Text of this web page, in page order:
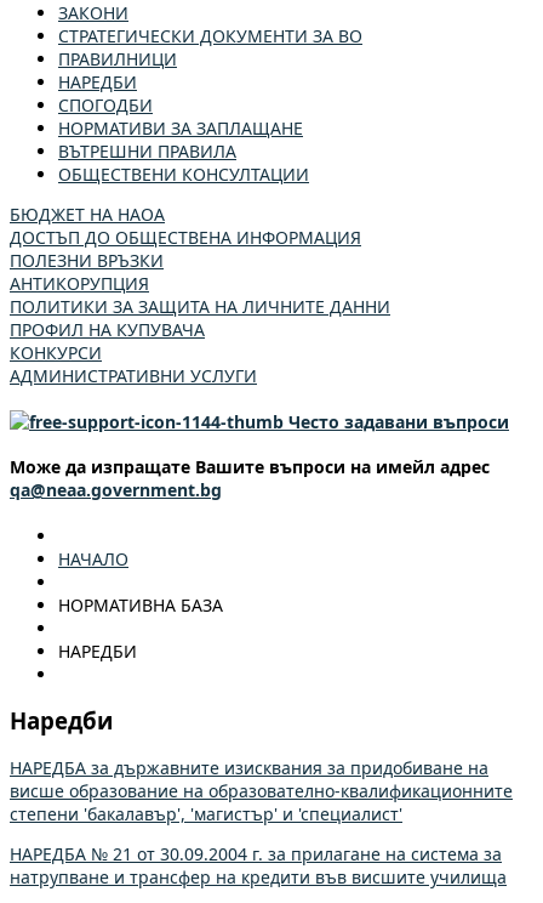
ЗАКОНИ
СТРАТЕГИЧЕСКИ ДОКУМЕНТИ ЗА ВО
ПРАВИЛНИЦИ
НАРЕДБИ
СПОГОДБИ
НОРМАТИВИ ЗА ЗАПЛАЩАНЕ
ВЪТРЕШНИ ПРАВИЛА
ОБЩЕСТВЕНИ КОНСУЛТАЦИИ
БЮДЖЕТ НА НАОА
ДОСТЪП ДО ОБЩЕСТВЕНА ИНФОРМАЦИЯ
ПОЛЕЗНИ ВРЪЗКИ
АНТИКОРУПЦИЯ
ПОЛИТИКИ ЗА ЗАЩИТА НА ЛИЧНИТЕ ДАННИ
ПРОФИЛ НА КУПУВАЧА
КОНКУРСИ
АДМИНИСТРАТИВНИ УСЛУГИ
Често задавани въпроси
Може да изпращате Вашите въпроси на имейл адрес
qa@neaa.government.bg
НАЧАЛО
НОРМАТИВНА БАЗА
НАРЕДБИ
Наредби
НАРЕДБА за държавните изисквания за придобиване на
висше образование на образователно-квалификационните
степени 'бакалавър', 'магистър' и 'специалист'
НАРЕДБА № 21 от 30.09.2004 г. за прилагане на система за
натрупване и трансфер на кредити във висшите училища